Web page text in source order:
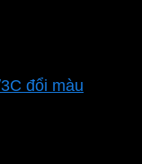
đổi màu